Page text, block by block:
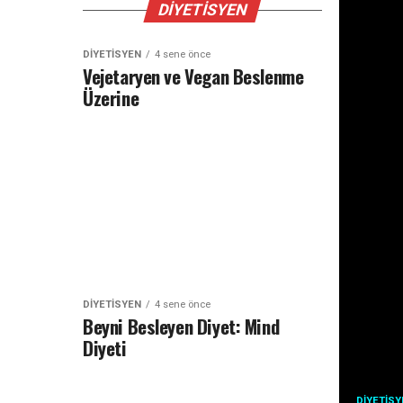
DIYETISYEN
DIYETISYEN 4 sene önce
Vejetaryen ve Vegan Beslenme
Üzerine
DIYETISYEN 4 sene önce
Beyni Besleyen Diyet: Mind
Diyeti